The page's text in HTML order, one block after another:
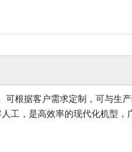
根据客户需求定制，可与生
工，是高效率的现代化机型